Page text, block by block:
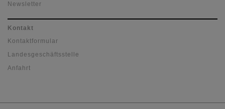
Newsletter
Kontakt
Kontaktformular
Landesgeschäftsstelle
Anfahrt